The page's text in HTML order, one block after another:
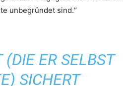
unbegründet sind.“
ER SELBST
SICHERT